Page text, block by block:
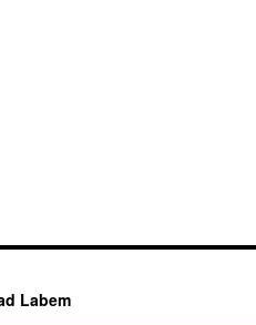
Labem